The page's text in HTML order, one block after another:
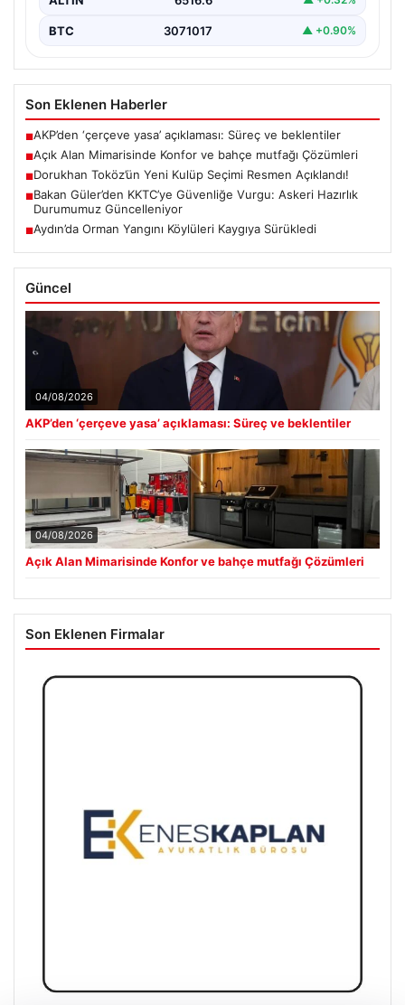
BTC 3071017 ▲ +0.90%
Son Eklenen Haberler
■AKP’den ‘çerçeve yasa’ açıklaması: Süreç ve beklentiler
■Açık Alan Mimarisinde Konfor ve bahçe mutfağı Çözümleri
■Dorukhan Toköz’ün Yeni Kulüp Seçimi Resmen Açıklandı!
■Bakan Güler’den KKTC’ye Güvenliğe Vurgu: Askeri Hazırlık
Durumumuz Güncelleniyor
■Aydın’da Orman Yangını Köylüleri Kaygıya Sürükledi
Güncel
04/08/2026
AKP’den ‘çerçeve yasa’ açıklaması: Süreç ve beklentiler
04/08/2026
Açık Alan Mimarisinde Konfor ve bahçe mutfağı Çözümleri
Son Eklenen Firmalar